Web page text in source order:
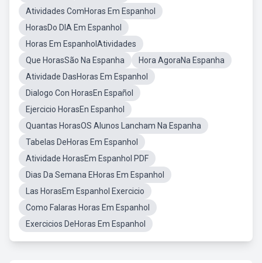
Atividades ComHoras Em Espanhol
HorasDo DIA Em Espanhol
Horas Em EspanholAtividades
Que HorasSão Na Espanha
Hora AgoraNa Espanha
Atividade DasHoras Em Espanhol
Dialogo Con HorasEn Español
Ejercicio HorasEn Espanhol
Quantas HorasOS Alunos Lancham Na Espanha
Tabelas DeHoras Em Espanhol
Atividade HorasEm Espanhol PDF
Dias Da Semana EHoras Em Espanhol
Las HorasEm Espanhol Exercicio
Como Falaras Horas Em Espanhol
Exercicios DeHoras Em Espanhol